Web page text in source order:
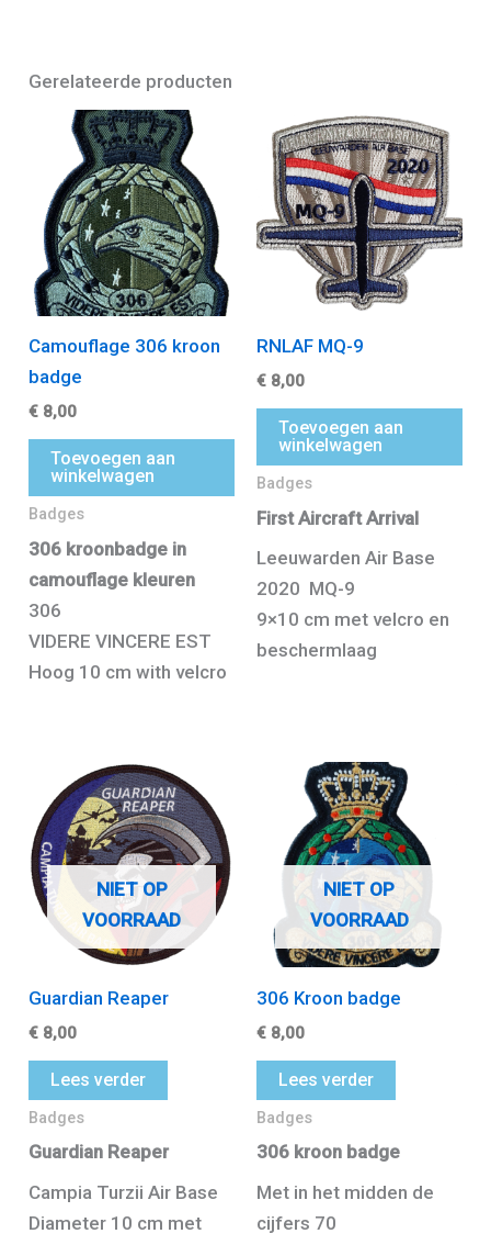
Gerelateerde producten
Camouflage 306 kroon
badge
€ 8,00
Toevoegen aan
winkelwagen
Badges
306 kroonbadge in
camouflage kleuren
306
VIDERE VINCERE EST
Hoog 10 cm with velcro
RNLAF MQ-9
€ 8,00
Toevoegen aan
winkelwagen
Badges
First Aircraft Arrival
Leeuwarden Air Base
2020 MQ-9
9×10 cm met velcro en
beschermlaag
NIET OP
VOORRAAD
Guardian Reaper
€ 8,00
Lees verder
Badges
Guardian Reaper
Campia Turzii Air Base
Diameter 10 cm met
NIET OP
VOORRAAD
306 Kroon badge
€ 8,00
Lees verder
Badges
306 kroon badge
Met in het midden de
cijfers 70